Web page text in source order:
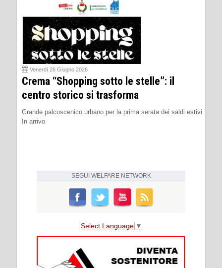
Venerdì 26 Giugno 2026
Crema “Shopping sotto le stelle”: il
centro storico si trasforma
Grande palcoscenico urbano per la prima serata dei saldi estivi
In arrivo
SEGUI WELFARE NETWORK
Select Language ▼